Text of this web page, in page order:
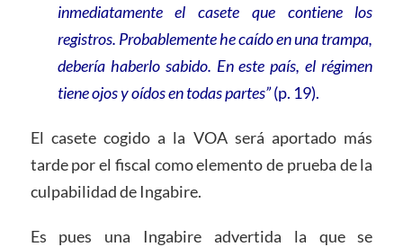
inmediatamente el casete que contiene los
registros. Probablemente he caído en una trampa,
debería haberlo sabido. En este país, el régimen
tiene ojos y oídos en todas partes”(p. 19).
El casete cogido a la VOA será aportado más
tarde por el fiscal como elemento de prueba de la
culpabilidad de Ingabire.
Es pues una Ingabire advertida la que se